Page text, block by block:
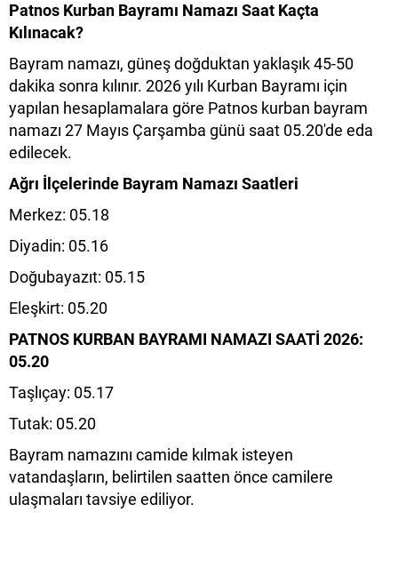
Patnos Kurban Bayramı Namazı Saat Kaçta
Kılınacak?
Bayram namazı, güneş doğduktan yaklaşık 45-50
dakika sonra kılınır. 2026 yılı Kurban Bayramı için
yapılan hesaplamalara göre Patnos kurban bayram
namazı 27 Mayıs Çarşamba günü saat 05.20'de eda
edilecek.
Ağrı İlçelerinde Bayram Namazı Saatleri
Merkez: 05.18
Diyadin: 05.16
Doğubayazıt: 05.15
Eleşkirt: 05.20
PATNOS KURBAN BAYRAMI NAMAZI SAATİ 2026:
05.20
Taşlıçay: 05.17
Tutak: 05.20
Bayram namazını camide kılmak isteyen
vatandaşların, belirtilen saatten önce camilere
ulaşmaları tavsiye ediliyor.